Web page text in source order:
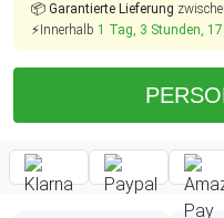
📦 Garantierte Lieferung
⚡Innerhalb 1 Tag, 3 Stunden,